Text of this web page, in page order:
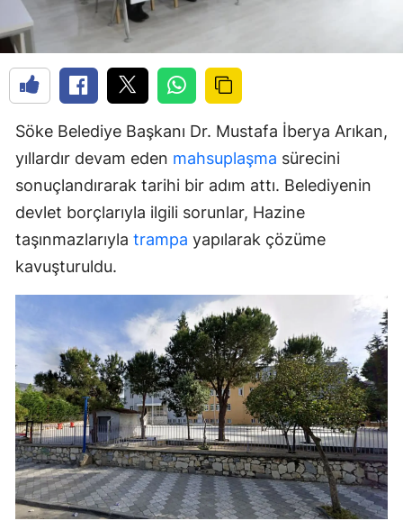
Söke Belediye Başkanı Dr. Mustafa İberya Arıkan,
yıllardır devam eden mahsuplaşma sürecini
sonuçlandırarak tarihi bir adım attı. Belediyenin
devlet borçlarıyla ilgili sorunlar, Hazine
taşınmazlarıyla trampa yapılarak çözüme
kavuşturuldu.